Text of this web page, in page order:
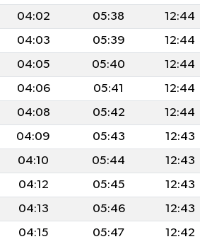
04:02 05:38 12:44
04:03 05:39 12:44
04:05 05:40 12:44
04:06 05:41 12:44
04:08 05:42 12:44
04:09 05:43 12:43
04:10 05:44 12:43
04:12 05:45 12:43
04:13 05:46 12:43
04:15 05:47 12:42